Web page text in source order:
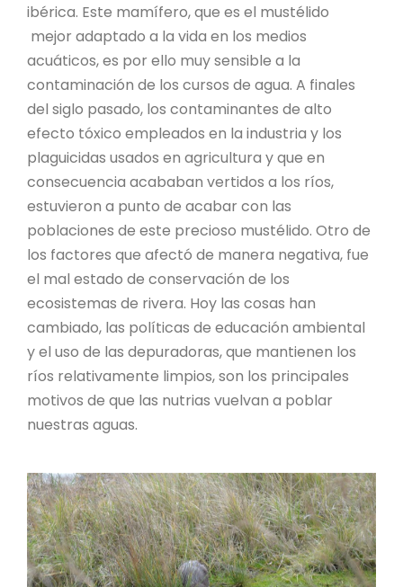
ibérica. Este mamífero, que es el mustélido
mejor adaptado a la vida en los medios
acuáticos, es por ello muy sensible a la
contaminación de los cursos de agua. A finales
del siglo pasado, los contaminantes de alto
efecto tóxico empleados en la industria y los
plaguicidas usados en agricultura y que en
consecuencia acababan vertidos a los ríos,
estuvieron a punto de acabar con las
poblaciones de este precioso mustélido. Otro de
los factores que afectó de manera negativa, fue
el mal estado de conservación de los
ecosistemas de rivera. Hoy las cosas han
cambiado, las políticas de educación ambiental
y el uso de las depuradoras, que mantienen los
ríos relativamente limpios, son los principales
motivos de que las nutrias vuelvan a poblar
nuestras aguas.